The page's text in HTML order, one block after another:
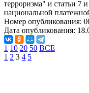
терроризма" и статьи 7
национальной
Номер опубликования:
Дата опубликования:
1 10 20 50 ВСЕ
1 2 3 4 5